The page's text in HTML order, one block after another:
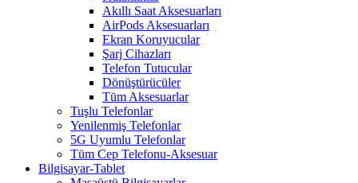
Akıllı Saat Aksesuarları
AirPods Aksesuarları
Ekran Koruyucular
Şarj Cihazları
Telefon Tutucular
Dönüştürücüler
Tüm Aksesuarlar
Tuşlu Telefonlar
Yenilenmiş Telefonlar
5G Uyumlu Telefonlar
Tüm Cep Telefonu-Aksesuar
Bilgisayar-Tablet